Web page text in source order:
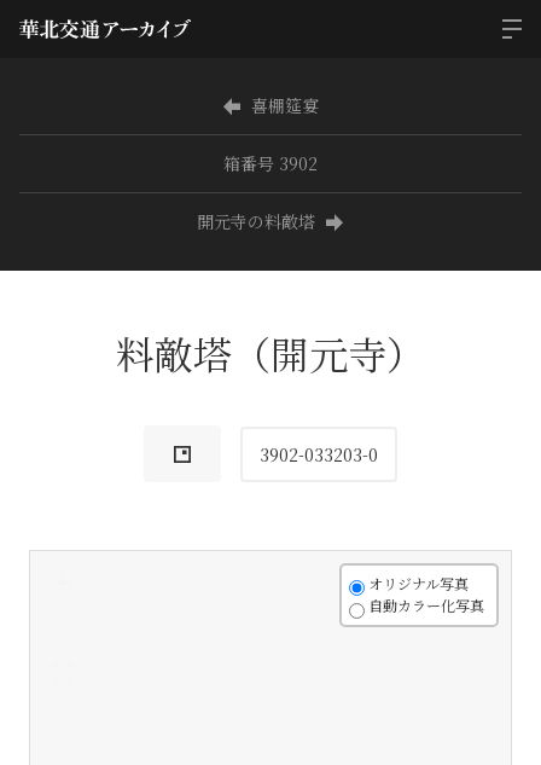
喜棚筵宴
箱番号 3902
開元寺の料敵塔
料敵塔（開元寺）
3902-033203-0
オリジナル写真
自動カラー化写真